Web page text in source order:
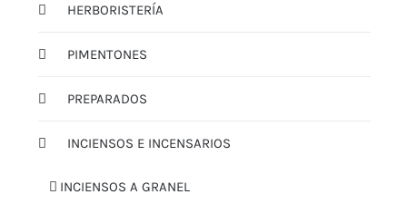
HERBORISTERÍA
PIMENTONES
PREPARADOS
INCIENSOS E INCENSARIOS
INCIENSOS A GRANEL